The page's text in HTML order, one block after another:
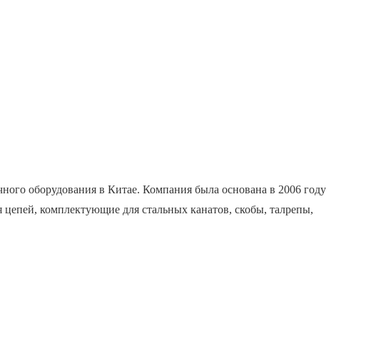
оборудования в Китае. Компания была основана в 2006 году
комплектующие для стальных канатов, скобы, талрепы,